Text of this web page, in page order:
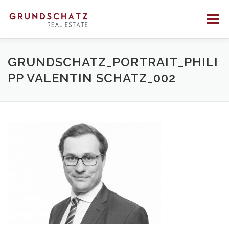
zum
Menü
PROFIL BERATUNG VERMITTLUNG
GRUNDSCHATZ_PORTRAIT_PHILI
PP VALENTIN SCHATZ_002